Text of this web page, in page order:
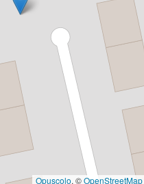
Opuscolo, ©OpenStreetMap